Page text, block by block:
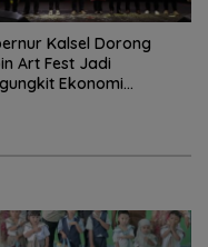
Kalsel Dorong
Art Fest Jadi
Ekonomi